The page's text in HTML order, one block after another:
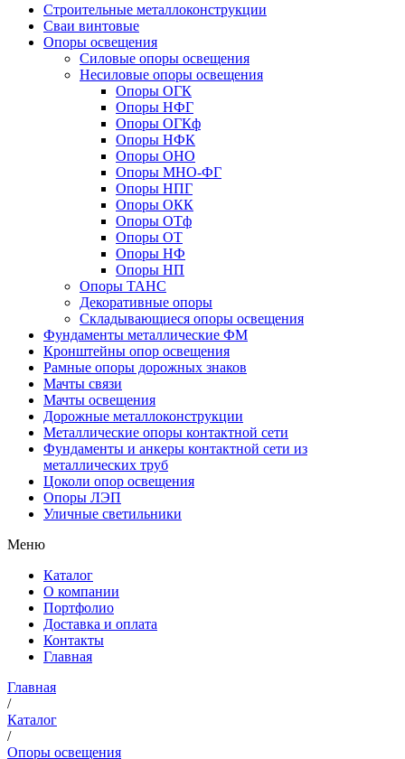
Строительные металлоконструкции
Сваи винтовые
Опоры освещения
Силовые опоры освещения
Несиловые опоры освещения
Опоры ОГК
Опоры НФГ
Опоры ОГКф
Опоры НФК
Опоры ОНО
Опоры МНО-ФГ
Опоры НПГ
Опоры ОКК
Опоры ОТф
Опоры ОТ
Опоры НФ
Опоры НП
Опоры ТАНС
Декоративные опоры
Складывающиеся опоры освещения
Фундаменты металлические ФМ
Кронштейны опор освещения
Рамные опоры дорожных знаков
Мачты связи
Мачты освещения
Дорожные металлоконструкции
Металлические опоры контактной сети
Фундаменты и анкеры контактной сети из
металлических труб
Цоколи опор освещения
Опоры ЛЭП
Уличные светильники
Меню
Каталог
О компании
Портфолио
Доставка и оплата
Контакты
Главная
Главная
/
Каталог
/
Опоры освещения